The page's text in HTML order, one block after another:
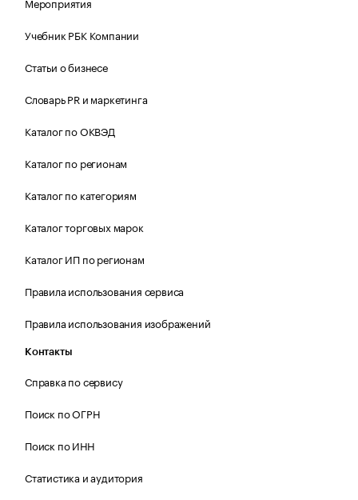
Учебник РБК Компании
Статьи о бизнесе
Словарь PR и маркетинга
Каталог по ОКВЭД
Каталог по регионам
Каталог по категориям
Каталог торговых марок
Каталог ИП по регионам
Правила использования сервиса
Правила использования изображений
Контакты
Справка по сервису
Поиск по ОГРН
Поиск по ИНН
Статистика и аудитория